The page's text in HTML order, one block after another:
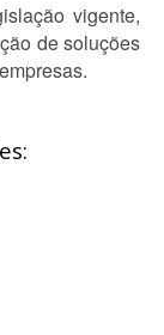
vigente,
de soluções